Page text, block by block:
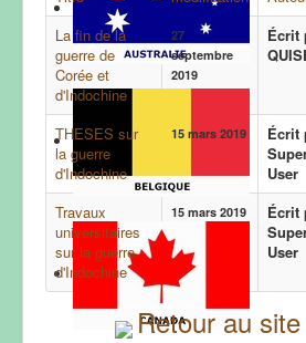
.
La fin de la
guerre de
Corée et
d'Indochine
27
septembre
2019
Écrit
THESES sur
la guerre
d'Indochine
15 mars 2019
Écrit
User
Travaux
universitaires
sur la guerre
d'Indochine
15 mars 2019
Écrit
User
Retour au